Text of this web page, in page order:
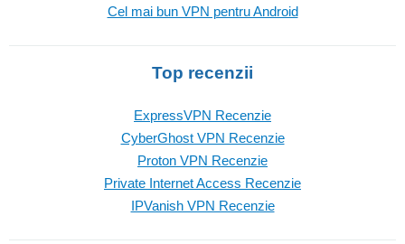
Cel mai bun VPN pentru Android
Top recenzii
ExpressVPN Recenzie
CyberGhost VPN Recenzie
Proton VPN Recenzie
Private Internet Access Recenzie
IPVanish VPN Recenzie